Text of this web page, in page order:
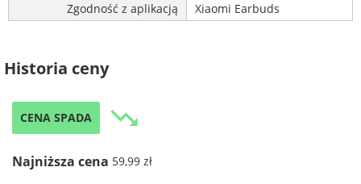
Zgodność z aplikacją
Xiaomi Earbuds
Historia ceny
CENA SPADA trending_down
Najniższa cena 59,99 zł